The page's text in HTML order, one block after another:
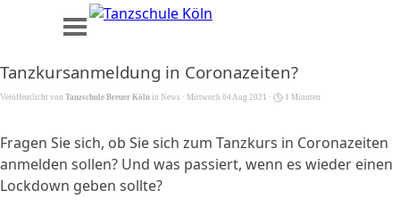
Direkt zum Seiteninhalt
Menü überspringen
Tanzkursanmeldung in Coronazeiten?
Veröffentlicht von Tanzschule Breuer Köln in News · Mittwoch 04 Aug 2021 · 1 Minuten
Fragen Sie sich, ob Sie sich zum Tanzkurs in Coronazeiten
anmelden sollen? Und was passiert, wenn es wieder einen
Lockdown geben sollte?